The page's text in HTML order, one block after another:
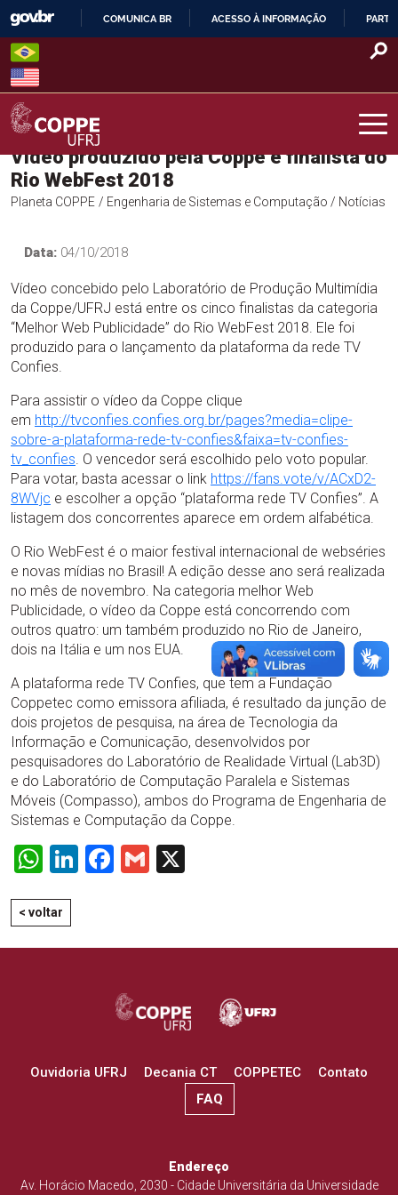
Skip
content
O
COMUNICA BR ACESSO À INFORMAÇÃO
COPPE – UFRJ
Vídeo produzido pela Coppe é finalista do
Rio WebFest 2018
Planeta COPPE / Engenharia de Sistemas e Computação / Notícias
Data: 04/10/2018
Vídeo concebido pelo Laboratório de Produção Multimídia
da Coppe/UFRJ está entre os cinco finalistas da categoria
“Melhor Web Publicidade” do Rio WebFest 2018. Ele foi
produzido para o lançamento da plataforma da rede TV
Confies.
Para assistir o vídeo da Coppe clique
em http://tvconfies.confies.org.br/pages?media=clipe-
sobre-a-plataforma-rede-tv-confies&faixa=tv-confies-
tv_confies. O vencedor será escolhido pelo voto popular.
Para votar, basta acessar o link https://fans.vote/v/ACxD2-
8WVjc e escolher a opção “plataforma rede TV Confies”. A
listagem dos concorrentes aparece em ordem alfabética.
O Rio WebFest é o maior festival internacional de webséries
e novas mídias no Brasil! A edição desse ano será realizada
no mês de novembro. Na categoria melhor Web
Publicidade, o vídeo da Coppe está concorrendo com
outros quatro: um também produzido no Rio de Janeiro,
dois na Itália e um nos EUA.
A plataforma rede TV Confies, que tem a Fundação
Coppetec como emissora afiliada, é resultado da junção de
dois projetos de pesquisa, na área de Tecnologia da
Informação e Comunicação, desenvolvidos por
pesquisadores do Laboratório de Realidade Virtual (Lab3D)
e do Laboratório de Computação Paralela e Sistemas
Móveis (Compasso), ambos do Programa de Engenharia de
Sistemas e Computação da Coppe.
WhatsApp
LinkedIn
Facebook
Gmail
< voltar
Ouvidoria UFRJ Decania CT COPPETEC
Contato
FAQ
Endereço
Av. Horácio Macedo, 2030 - Cidade Universitária da Universidade